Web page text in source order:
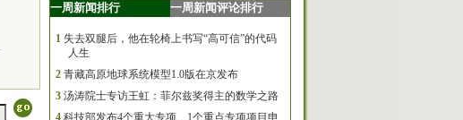
一周新闻排行 一周新闻评论排行
1 失去双腿后，他在轮椅上书写“高可信”的代码
人生
2 青藏高原地球系统模型1.0版在京发布
3 汤涛院士专访王虹：菲尔兹奖得主的数学之路
4 科技部发布4个重大专项、1个重点专项项目申